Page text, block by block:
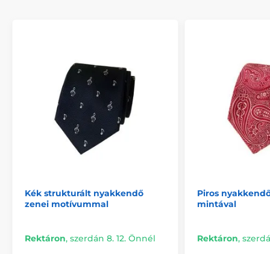
Kék strukturált nyakkendő
zenei motívummal
Rektáron, szerdán 8. 12. Önnél
Piros
mintával
Rektáron,